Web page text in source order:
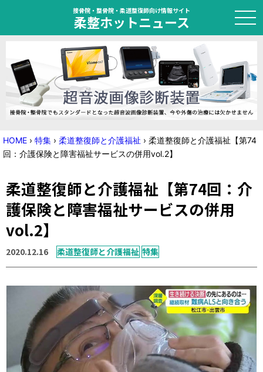
接骨院・整骨院・柔道整復師向け情報サイト
柔整ホットニュース
HOME
トピック
ニュース
国家試験対策
学会・セミナー情報
運営元 お問い合わせ
HOME › 特集 › 柔道整復師と介護福祉 › 柔道整復師と介護福祉【第74
回：介護保険と障害福祉サービスの併用vol.2】
柔道整復師と介護福祉【第74回：介
護保険と障害福祉サービスの併用
vol.2】
2020.12.16 柔道整復師と介護福祉 特集